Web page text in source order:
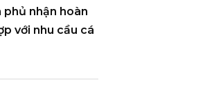
nhận hoàn
với nhu cầu cá